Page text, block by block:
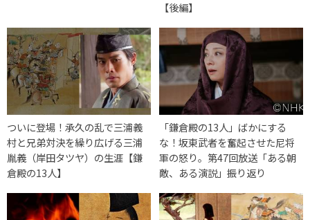
【後編】
ついに登場！承久の乱で三浦義
村と兄弟対決を繰り広げる三浦
胤義（岸田タツヤ）の生涯【鎌
倉殿の13人】
「鎌倉殿の13人」ばかにする
な！坂東武者を奮起させた尼将
軍の怒り。第47回放送「ある朝
敵、ある演説」振り返り